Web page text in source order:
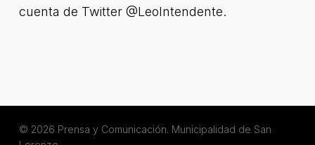
cuenta de Twitter @LeoIntendente.
© 2026 Prensa y Comunicación. Municipalidad de San